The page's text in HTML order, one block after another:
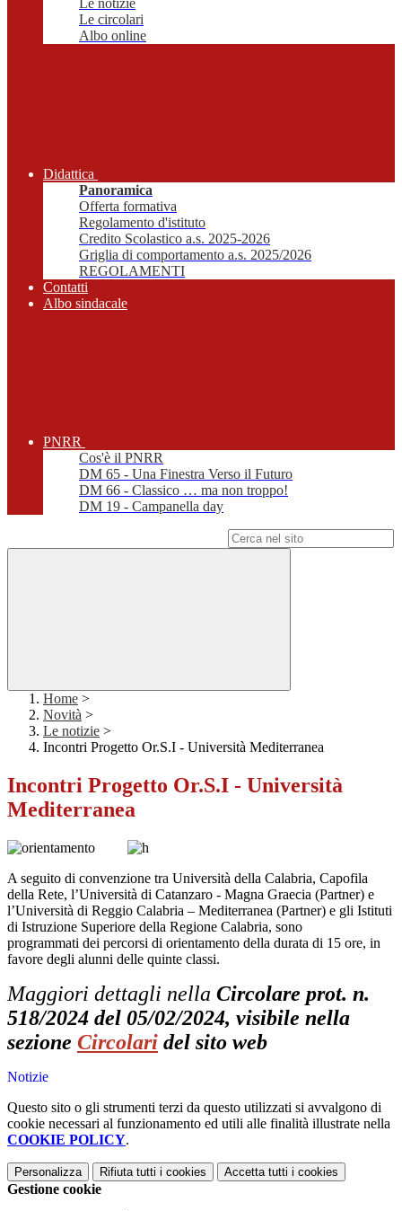
Le notizie
Le circolari
Albo online
Didattica
Panoramica
Offerta formativa
Regolamento d'istituto
Credito Scolastico a.s. 2025-2026
Griglia di comportamento a.s. 2025/2026
REGOLAMENTI
Contatti
Albo sindacale
PNRR
Cos'è il PNRR
DM 65 - Una Finestra Verso il Futuro
DM 66 - Classico … ma non troppo!
DM 19 - Campanella day
Home >
Novità >
Le notizie >
Incontri Progetto Or.S.I - Università Mediterranea
Incontri Progetto Or.S.I - Università
Mediterranea
A seguito di convenzione tra Università della Calabria, Capofila
della Rete, l’Università di Catanzaro - Magna Graecia (Partner) e
l’Università di Reggio Calabria – Mediterranea (Partner) e gli Istituti
di Istruzione Superiore della Regione Calabria, sono
programmati dei percorsi di orientamento della durata di 15 ore, in
favore degli alunni delle quinte classi.
Maggiori dettagli nella Circolare prot. n.
518/2024 del 05/02/2024, visibile nella
sezione Circolari del sito web
Notizie
Questo sito o gli strumenti terzi da questo utilizzati si avvalgono di
cookie necessari al funzionamento ed utili alle finalità illustrate nella
COOKIE POLICY.
Personalizza Rifiuta tutti i cookies Accetta tutti i cookies
Gestione cookie